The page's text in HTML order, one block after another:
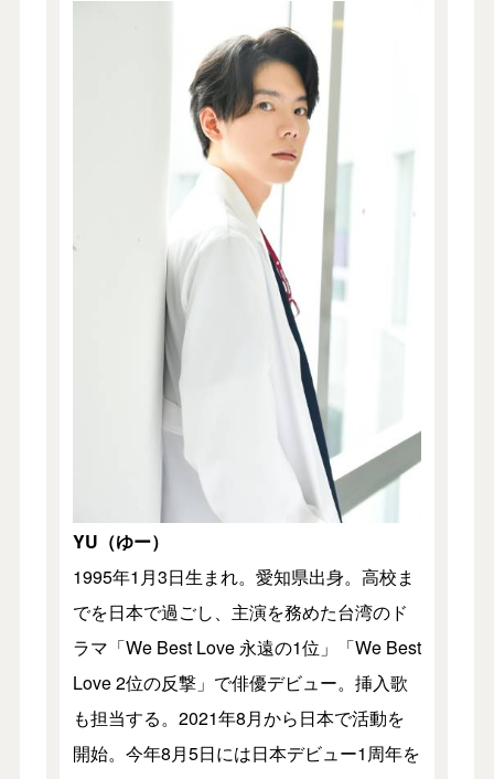
YU（ゆー）
1995年1月3日生まれ。愛知県出身。高校ま
でを日本で過ごし、主演を務めた台湾のド
ラマ「We Best Love 永遠の1位」「We Best
Love 2位の反撃」で俳優デビュー。挿入歌
も担当する。2021年8月から日本で活動を
開始。今年8月5日には日本デビュー1周年を